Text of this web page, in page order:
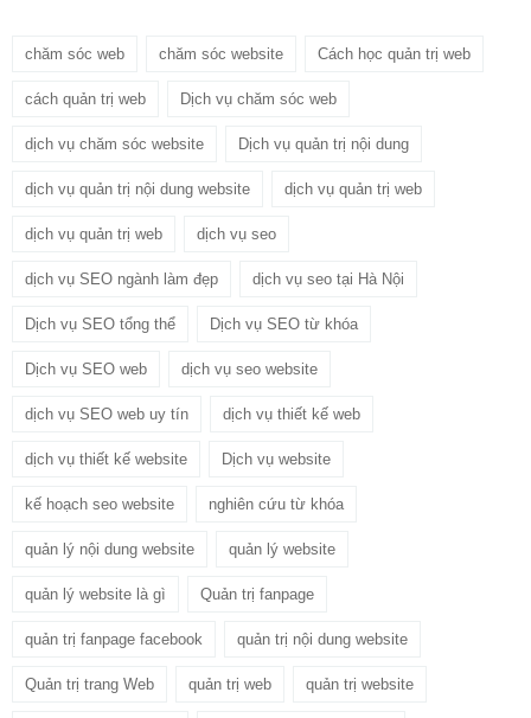
chăm sóc web chăm sóc website Cách học quản trị web
cách quản trị web Dịch vụ chăm sóc web
dịch vụ chăm sóc website Dịch vụ quản trị nội dung
dịch vụ quản trị nội dung website dịch vụ quản trị web
dịch vụ quản trị web dịch vụ seo
dịch vụ SEO ngành làm đẹp dịch vụ seo tại Hà Nội
Dịch vụ SEO tổng thể Dịch vụ SEO từ khóa
Dịch vụ SEO web dịch vụ seo website
dịch vụ SEO web uy tín dịch vụ thiết kế web
dịch vụ thiết kế website Dịch vụ website
kế hoạch seo website nghiên cứu từ khóa
quản lý nội dung website quản lý website
quản lý website là gì Quản trị fanpage
quản trị fanpage facebook quản trị nội dung website
Quản trị trang Web quản trị web quản trị website